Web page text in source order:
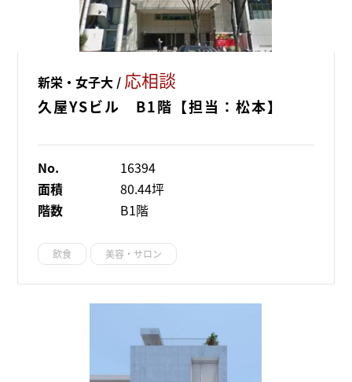
新栄・女子大 / 応相談
久屋YSビル B1階【担当：松本】
No.
16394
面積
80.44坪
階数
B1階
飲食 美容・サロン